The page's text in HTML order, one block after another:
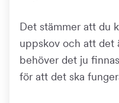
Det stämmer att du
uppskov och att det
behöver det ju
för att det ska